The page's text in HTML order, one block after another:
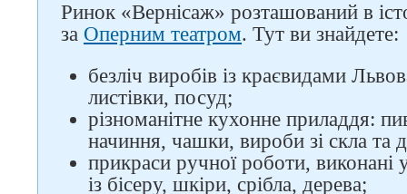
Ринок «Вернісаж» розташований в
за Оперним театром. Тут ви знайдете:
безліч виробів із краєвидами
листівки, посуд;
різноманітне кухонне приладдя:
начиння, чашки, вироби зі скла та
прикраси ручної роботи, виконані
із бісеру, шкіри, срібла, дерева;
Слідкуйте за нами в
соцмережах